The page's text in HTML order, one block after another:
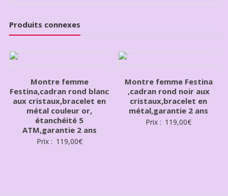
Produits connexes
Montre femme
Festina,cadran rond blanc
aux cristaux,bracelet en
métal couleur or,
étanchéité 5
ATM,garantie 2 ans
Prix : 119,00€
Montre femme Festina
,cadran rond noir aux
cristaux,bracelet en
métal,garantie 2 ans
Prix : 119,00€